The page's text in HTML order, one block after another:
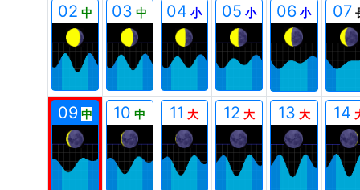
02 中 03 中 04 小 05 小 06 小 07
09 中 10 中 11 大 12 大 13 大 14